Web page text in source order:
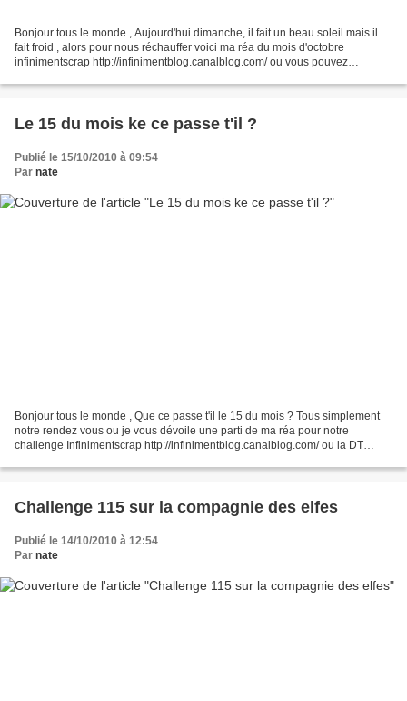
Bonjour tous le monde , Aujourd'hui dimanche, il fait un beau soleil mais il
fait froid , alors pour nous réchauffer voici ma réa du mois d'octobre
infinimentscrap http://infinimentblog.canalblog.com/ ou vous pouvez
Le 15 du mois ke ce passe t'il ?
Publié le 15/10/2010 à 09:54
Par nate
Bonjour tous le monde , Que ce passe t'il le 15 du mois ? Tous simplement
notre rendez vous ou je vous dévoile une parti de ma réa pour notre
challenge Infinimentscrap http://infinimentblog.canalblog.com/ ou la DT
Challenge 115 sur la compagnie des elfes
Publié le 14/10/2010 à 12:54
Par nate